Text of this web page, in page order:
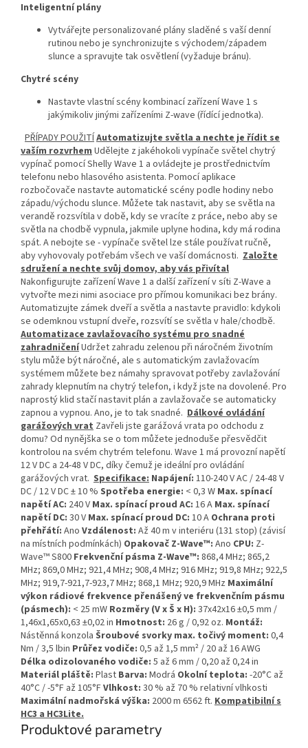
Inteligentní plány
Vytvářejte personalizované plány sladěné s vaší denní
rutinou nebo je synchronizujte s východem/západem
slunce a spravujte tak osvětlení (vyžaduje bránu).
Chytré scény
Nastavte vlastní scény kombinací zařízení Wave 1 s
jakýmikoliv jinými zařízeními Z-wave (řídící jednotka).
PŘÍPADY POUŽITÍAutomatizujte světla a nechte je řídit se
vaším rozvrhemUdělejte z jakéhokoli vypínače světel chytrý
vypínač pomocí Shelly Wave 1 a ovládejte je prostřednictvím
telefonu nebo hlasového asistenta. Pomocí aplikace
rozbočovače nastavte automatické scény podle hodiny nebo
západu/východu slunce. Můžete tak nastavit, aby se světla na
verandě rozsvítila v době, kdy se vracíte z práce, nebo aby se
světla na chodbě vypnula, jakmile uplyne hodina, kdy má rodina
spát. A nebojte se - vypínače světel lze stále používat ručně,
aby vyhovovaly potřebám všech ve vaší domácnosti. Založte
sdružení a nechte svůj domov, aby vás přivítal
Nakonfigurujte zařízení Wave 1 a další zařízení v síti Z-Wave a
vytvořte mezi nimi asociace pro přímou komunikaci bez brány.
Automatizujte zámek dveří a světla a nastavte pravidlo: kdykoli
se odemknou vstupní dveře, rozsvítí se světla v hale/chodbě.
Automatizace zavlažovacího systému pro snadné
zahradničeníUdržet zahradu zelenou při náročném životním
stylu může být náročné, ale s automatickým zavlažovacím
systémem můžete bez námahy spravovat potřeby zavlažování
zahrady klepnutím na chytrý telefon, i když jste na dovolené. Pro
naprostý klid stačí nastavit plán a zavlažovače se automaticky
zapnou a vypnou. Ano, je to tak snadné. Dálkové ovládání
garážových vrat Zavřeli jste garážová vrata po odchodu z
domu? Od nynějška se o tom můžete jednoduše přesvědčit
kontrolou na svém chytrém telefonu. Wave 1 má provozní napětí
12 V DC a 24-48 V DC, díky čemuž je ideální pro ovládání
garážových vrat. Specifikace: Napájení: 110-240 V AC / 24-48 V
DC / 12 V DC ± 10 % Spotřeba energie: < 0,3 W Max. spínací
napětí AC: 240 V Max. spínací proud AC: 16 A Max. spínací
napětí DC: 30 V Max. spínací proud DC: 10 A Ochrana proti
přehřátí: Ano Vzdálenost: Až 40 m v interiéru (131 stop) (závisí
na místních podmínkách) Opakovač Z-Wave™: Ano CPU: Z-
Wave™ S800 Frekvenční pásma Z-Wave™: 868,4 MHz; 865,2
MHz; 869,0 MHz; 921,4 MHz; 908,4 MHz; 916 MHz; 919,8 MHz; 922,5
MHz; 919,7-921,7-923,7 MHz; 868,1 MHz; 920,9 MHz Maximální
výkon rádiové frekvence přenášený ve frekvenčním pásmu
(pásmech): < 25 mW Rozměry (V x Š x H): 37x42x16 ±0,5 mm /
1,46x1,65x0,63 ±0,02 in Hmotnost: 26 g / 0,92 oz. Montáž:
Nástěnná konzola Šroubové svorky max. točivý moment: 0,4
Nm / 3,5 lbin Průřez vodiče: 0,5 až 1,5 mm² / 20 až 16 AWG
Délka odizolovaného vodiče: 5 až 6 mm / 0,20 až 0,24 in
Materiál pláště: Plast Barva: Modrá Okolní teplota: -20°C až
40°C / -5°F až 105°F Vlhkost: 30 % až 70 % relativní vlhkosti
Maximální nadmořská výška: 2000 m 6562 ft. Kompatibilní s
HC3 a HC3Lite.
Produktové parametry